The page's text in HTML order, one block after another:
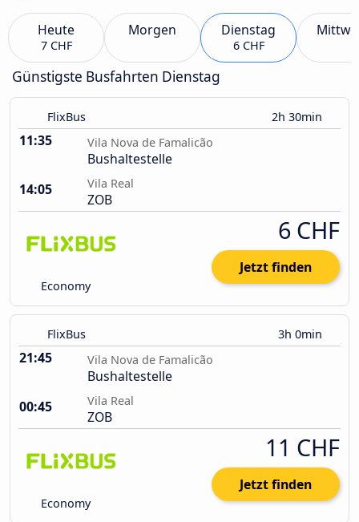
Heute
7 CHF
Morgen Dienstag
6 CHF
Günstigste Busfahrten Dienstag
FlixBus 2h 30min
11:35 Vila Nova de Famalicão
Bushaltestelle
14:05
Vila Real
ZOB
Economy
6 CHF
Jetzt finden
FlixBus 3h 0min
21:45 Vila Nova de Famalicão
Bushaltestelle
00:45
Vila Real
ZOB
Economy
11 CHF
Jetzt finden